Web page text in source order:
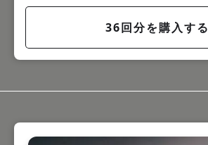
36回分を購入する